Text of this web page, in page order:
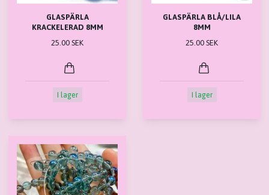
GLASPÄRLA
KRACKELERAD 8MM
25.00 SEK
I lager
GLASPÄRLA BLÅ/LILA
8MM
25.00 SEK
I lager